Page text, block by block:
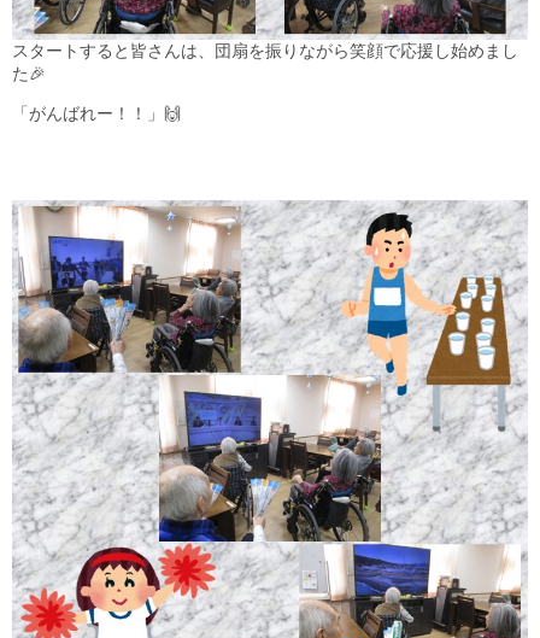
スタートすると皆さんは、団扇を振りながら笑顔で応援し始めまし
た🎉
「がんばれー！！」🙌